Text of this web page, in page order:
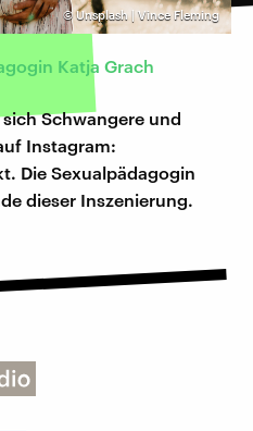
©Unsplash | Vince Fleming
Katja Grach
Schwangere und
Instagram:
Die Sexualpädagogin
dieser Inszenierung.